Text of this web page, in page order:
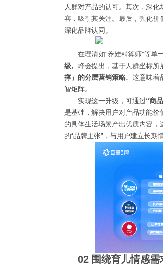
人群对产品的认可。其次，深
容，吸引其关注。最后，强化价
深化品牌认同。
在理清如“养娃精算师”等单
级。 峰会提出，基于人群坐标所
撑」的分层营销策略。这意味着
智矩阵。
实现这一升级，可通过“商
是基础，解决用户对产品功能价
的具体生活场景产出优质内容
的“品牌主张”，与用户建立长期
02 围绕育儿情感